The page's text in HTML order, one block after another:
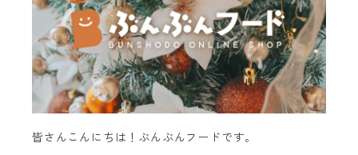
皆さんこんにちは！ぶんぶんフードです。